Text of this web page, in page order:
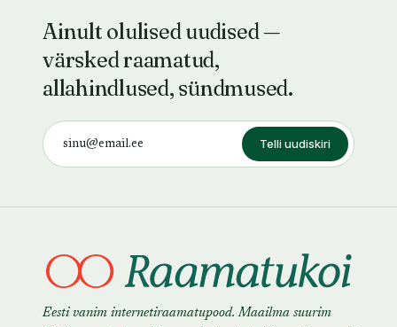
Ainult olulised uudised —
värsked raamatud,
allahindlused, sündmused.
Telli uudiskiri
Eesti vanim internetiraamatupood. Maailma suurim